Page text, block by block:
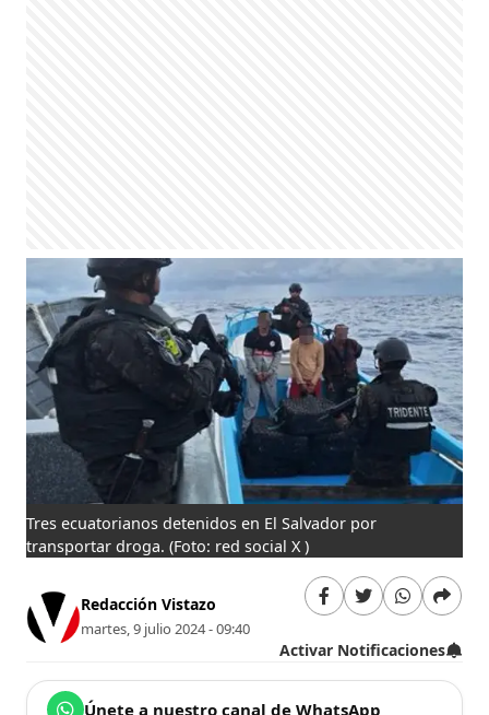
Tres ecuatorianos detenidos en El Salvador por
transportar droga.(Foto: red social X )
Redacción Vistazo
martes, 9 julio 2024 - 09:40
Activar Notificaciones
Únete a nuestro canal de WhatsApp